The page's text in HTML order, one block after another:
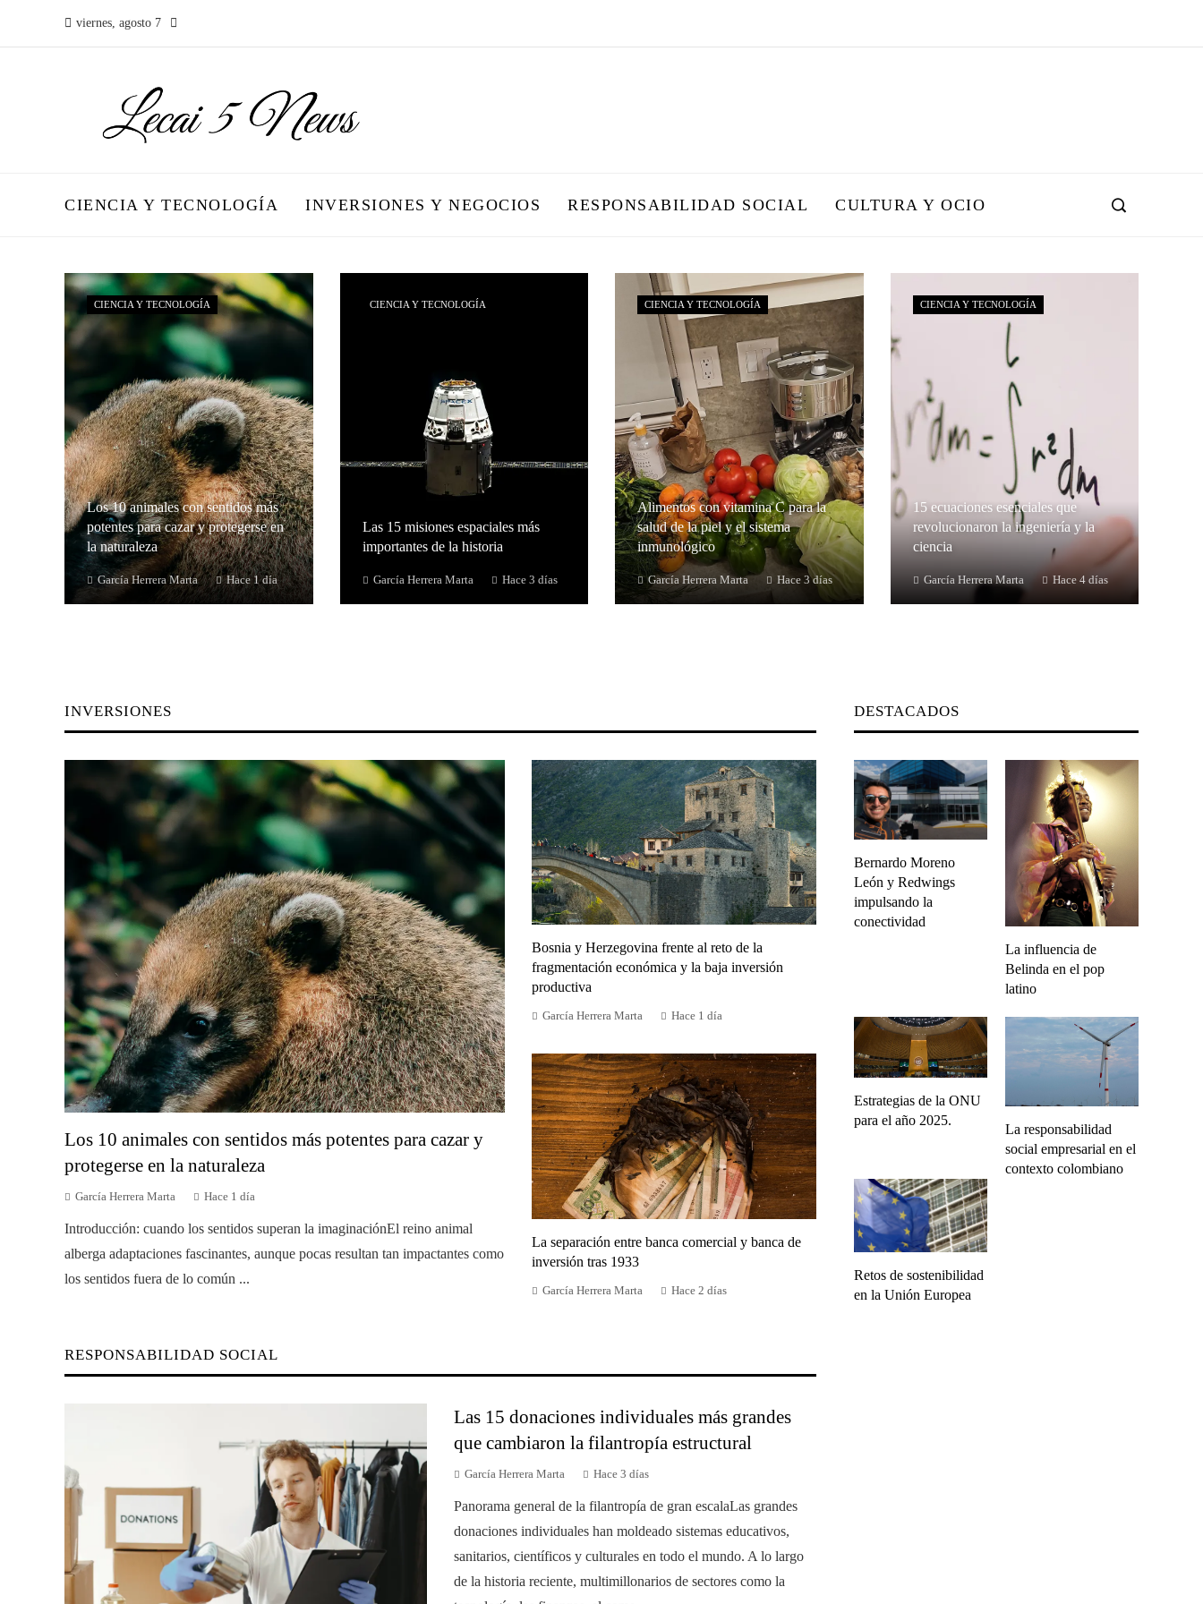
viernes, agosto 7
CIENCIA Y TECNOLOGÍA INVERSIONES Y NEGOCIOS RESPONSABILIDAD SOCIAL CULTURA Y OCIO
CIENCIA Y TECNOLOGÍA
Los 10 animales con sentidos más
potentes para cazar y protegerse en
la naturaleza
García Herrera Marta Hace 1 día
CIENCIA Y TECNOLOGÍA
Las 15 misiones espaciales más
importantes de la historia
García Herrera Marta Hace 3 días
CIENCIA Y TECNOLOGÍA
Alimentos con vitamina C para la
salud de la piel y el sistema
inmunológico
García Herrera Marta Hace 3 días
CIENCIA Y TECNOLOGÍA
15 ecuaciones esenciales que
revolucionaron la ingeniería y la
ciencia
García Herrera Marta Hace 4 días
INVERSIONES
Los 10 animales con sentidos más potentes para cazar y
protegerse en la naturaleza
García Herrera Marta Hace 1 día
Introducción: cuando los sentidos superan la imaginaciónEl reino animal
alberga adaptaciones fascinantes, aunque pocas resultan tan impactantes como
los sentidos fuera de lo común ...
Bosnia y Herzegovina frente al reto de la
fragmentación económica y la baja inversión
productiva
García Herrera Marta Hace 1 día
La separación entre banca comercial y banca de
inversión tras 1933
García Herrera Marta Hace 2 días
RESPONSABILIDAD SOCIAL
Las 15 donaciones individuales más grandes
que cambiaron la filantropía estructural
García Herrera Marta Hace 3 días
Panorama general de la filantropía de gran escalaLas grandes
donaciones individuales han moldeado sistemas educativos,
sanitarios, científicos y culturales en todo el mundo. A lo largo
de la historia reciente, multimillonarios de sectores como la
DESTACADOS
Bernardo Moreno
León y Redwings
impulsando la
conectividad
La influencia de
Belinda en el pop
latino
Estrategias de la ONU
para el año 2025.
La responsabilidad
social empresarial en el
contexto colombiano
Retos de sostenibilidad
en la Unión Europea